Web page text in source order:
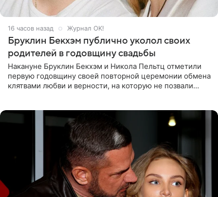
16 часов назад Журнал OK!
Бруклин Бекхэм публично уколол своих
родителей в годовщину свадьбы
Накануне Бруклин Бекхэм и Никола Пельтц отметили
первую годовщину своей повторной церемонии обмена
клятвами любви и верности, на которую не позвали